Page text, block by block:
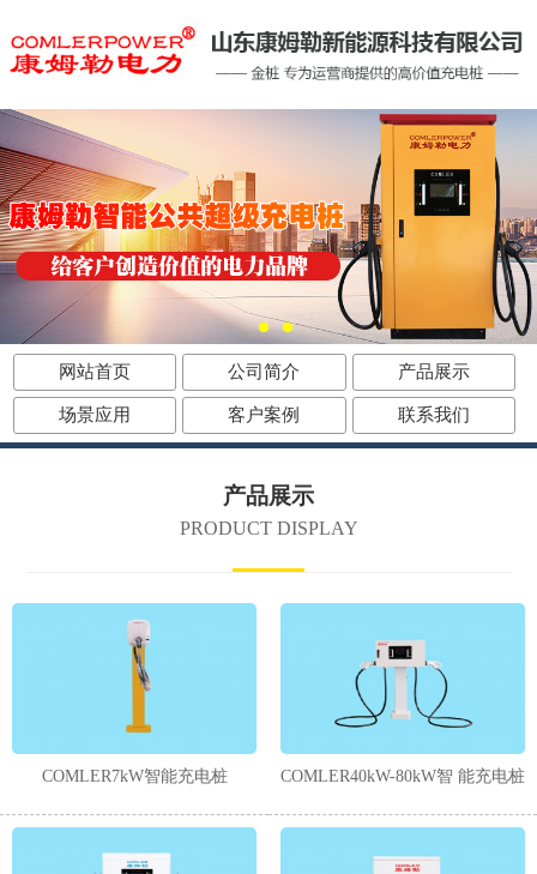
网站首页 公司简介 产品展示
场景应用 客户案例 联系我们
产品展示
PRODUCT DISPLAY
COMLER7kW智能充电桩 COMLER40kW-80kW智 能充电桩